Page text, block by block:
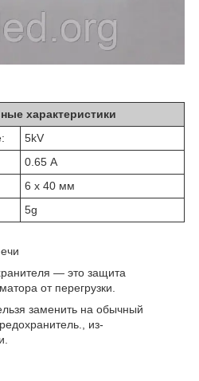
характеристики
5kV
0.65 А
6 х 40 мм
5g
― это защита
от перегрузки.
заменить на обычный
из-